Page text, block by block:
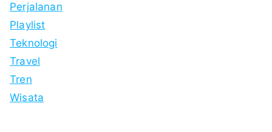
Perjalanan
Playlist
Teknologi
Travel
Tren
Wisata